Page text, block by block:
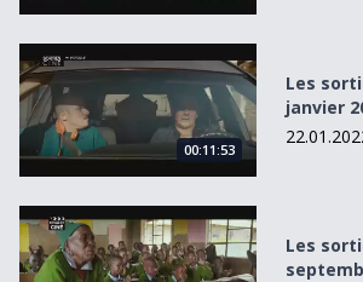
Les sorties ciné du 19 et 26 janvier 2022
00:11:53
Les
janvier
Les sorties ciné du 15 septembre 2021
Les